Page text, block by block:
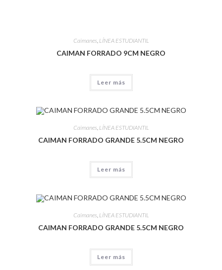
Caimanes LÍNEA ESTUDIANTIL
CAIMAN FORRADO 9CM NEGRO
Leer más
Caimanes, LÍNEA ESTUDIANTIL
CAIMAN FORRADO GRANDE 5.5CM NEGRO
Leer más
Caimanes, LÍNEA ESTUDIANTIL
CAIMAN FORRADO GRANDE 5.5CM NEGRO
Leer más